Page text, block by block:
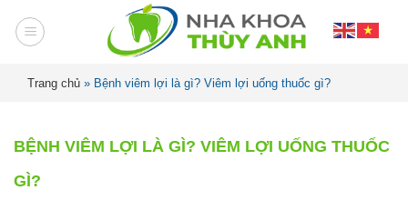
Trang chủ » Bệnh viêm lợi là gì? Viêm lợi uống thuốc gì?
BỆNH VIÊM LỢI LÀ GÌ? VIÊM LỢI UỐNG THUỐC
GÌ?